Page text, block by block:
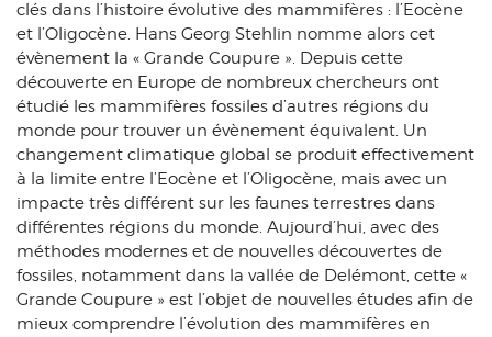
clés dans l’histoire évolutive des mammifères : l’Eocène
et l’Oligocène. Hans Georg Stehlin nomme alors cet
évènement la « Grande Coupure ». Depuis cette
découverte en Europe de nombreux chercheurs ont
étudié les mammifères fossiles d’autres régions du
monde pour trouver un évènement équivalent. Un
changement climatique global se produit effectivement
à la limite entre l’Eocène et l’Oligocène, mais avec un
impacte très différent sur les faunes terrestres dans
différentes régions du monde. Aujourd’hui, avec des
méthodes modernes et de nouvelles découvertes de
fossiles, notamment dans la vallée de Delémont, cette «
Grande Coupure » est l’objet de nouvelles études afin de
mieux comprendre l’évolution des mammifères en